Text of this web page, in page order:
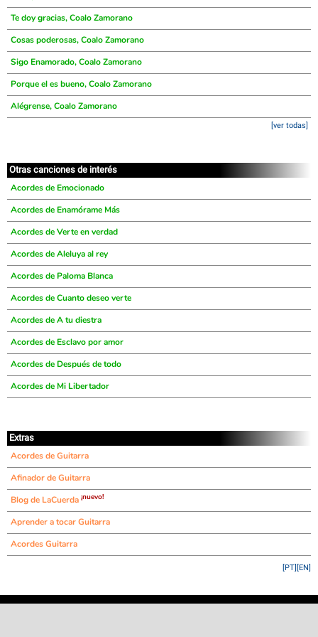
Te doy gracias, Coalo Zamorano
Cosas poderosas, Coalo Zamorano
Sigo Enamorado, Coalo Zamorano
Porque el es bueno, Coalo Zamorano
Alégrense, Coalo Zamorano
[ver todas]
Otras canciones de interés
Acordes de Emocionado
Acordes de Enamórame Más
Acordes de Verte en verdad
Acordes de Aleluya al rey
Acordes de Paloma Blanca
Acordes de Cuanto deseo verte
Acordes de A tu diestra
Acordes de Esclavo por amor
Acordes de Después de todo
Acordes de Mi Libertador
Extras
Acordes de Guitarra
Afinador de Guitarra
Blog de LaCuerda ¡nuevo!
Aprender a tocar Guitarra
Acordes Guitarra
[EN]
[PT]